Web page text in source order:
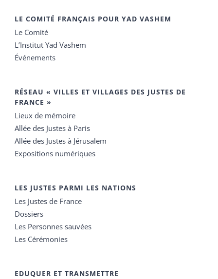
LE COMITÉ FRANÇAIS POUR YAD VASHEM
Le Comité
L’Institut Yad Vashem
Événements
RÉSEAU « VILLES ET VILLAGES DES JUSTES DE
FRANCE »
Lieux de mémoire
Allée des Justes à Paris
Allée des Justes à Jérusalem
Expositions numériques
LES JUSTES PARMI LES NATIONS
Les Justes de France
Dossiers
Les Personnes sauvées
Les Cérémonies
EDUQUER ET TRANSMETTRE